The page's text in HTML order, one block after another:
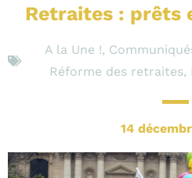
Retraites : prêts
A la Une !,
Réforme des retraites,
14